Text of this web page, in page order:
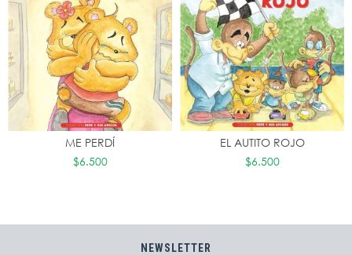
ME PERDÍ
$6.500
EL AUTITO ROJO
$6.500
NEWSLETTER